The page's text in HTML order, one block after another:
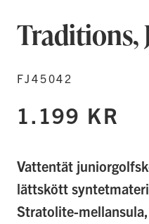
Traditions,
FJ45042
1.199 KR
Vattentät
lättskött
Stratolite-